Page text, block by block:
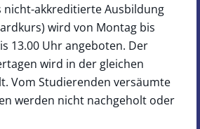
nicht-akkreditierte Ausbildung
wird von Montag bis
13.00 Uhr angeboten. Der
wird in der gleichen
Vom Studierenden versäumte
werden nicht nachgeholt oder